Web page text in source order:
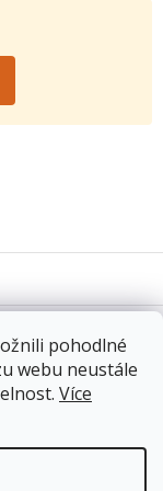
pohodlné
webu neustále
Více